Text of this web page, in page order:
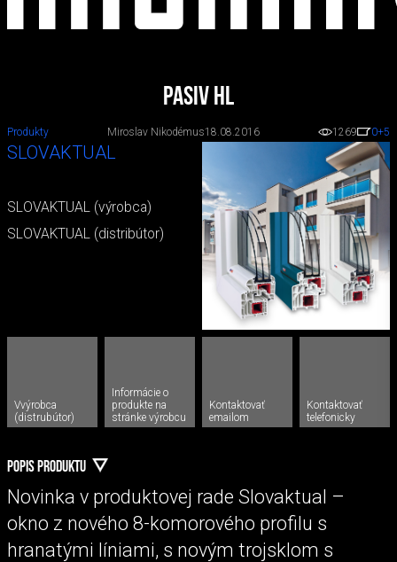
Pasiv HL
Produkty Miroslav Nikodémus18.08.2016 1269 0+5
SLOVAKTUAL
SLOVAKTUAL (výrobca)
SLOVAKTUAL (distribútor)
Vvýrobca
(distrubútor)
Informácie o
produkte na
stránke výrobcu
Kontaktovať
emailom
Kontaktovať
telefonicky
POPIS PRODUKTU
Novinka v produktovej rade Slovaktual –
okno z nového 8-komorového profilu s
hranatými líniami, s novým trojsklom s